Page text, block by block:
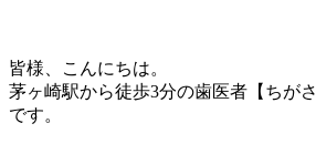
皆様、こんにちは。
茅ヶ崎駅から徒歩3分の歯医者【ちが
です。